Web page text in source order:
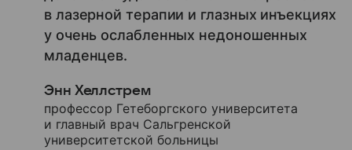
в лазерной терапии и глазных инъекциях
у очень ослабленных недоношенных
младенцев.
Энн Хеллстрем
профессор Гетеборгского университета
и главный врач Сальгренской
университетской больницы